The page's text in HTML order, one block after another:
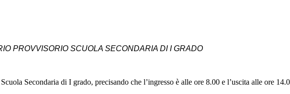
PROVVISORIO SCUOLA SECONDARIA DI I GRADO
Secondaria di I grado, precisando che l’ingresso è alle ore 8.00 e l’uscita alle ore